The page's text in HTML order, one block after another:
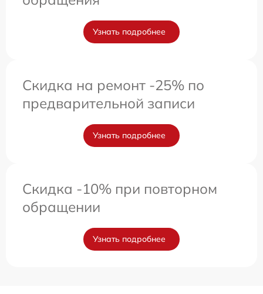
Узнать подробнее
Скидка на ремонт -25% по
предварительной записи
Узнать подробнее
Скидка -10% при повторном
обращении
Узнать подробнее